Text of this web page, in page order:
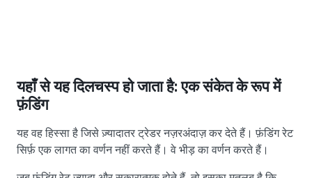
यहाँ से यह दिलचस्प हो जाता है: एक संकेत के रूप में
फ़ंडिंग
यह वह हिस्सा है जिसे ज़्यादातर ट्रेडर नज़रअंदाज़ कर देते हैं। फ़ंडिंग रेट
सिर्फ़ एक लागत का वर्णन नहीं करते हैं। वे भीड़ का वर्णन करते हैं।